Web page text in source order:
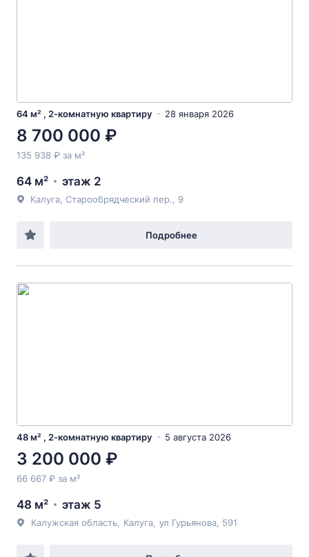
64 м² , 2-комнатную квартиру 28 января 2026
8 700 000 ₽
135 938 ₽ за м²
64 м² этаж 2
Калуга, Старообрядческий пер., 9
Подробнее
48 м² , 2-комнатную квартиру 5 августа 2026
3 200 000 ₽
66 667 ₽ за м²
48 м² этаж 5
Калужская область Калуга ул Гурьянова , 591